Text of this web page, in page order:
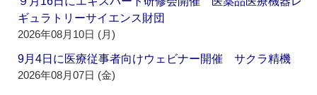
ギュラトリーサイエンス財団
2026年08月10日 (月)
9月4日に医療従事者向けウェビナー開催 サクラ精機
2026年08月07日 (金)